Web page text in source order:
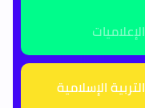
الإعلاميات
التربية الإسلامية